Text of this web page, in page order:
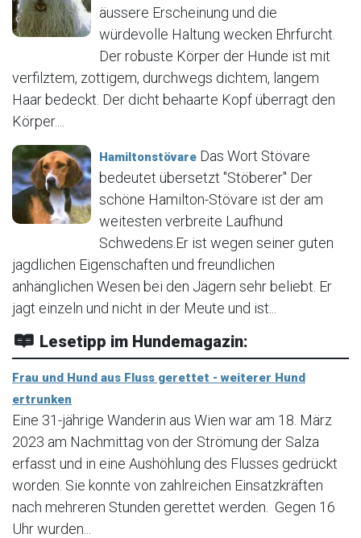
äussere Erscheinung und die
würdevolle Haltung wecken Ehrfurcht.
Der robuste Körper der Hunde ist mit
verfilztem, zottigem, durchwegs dichtem, langem
Haar bedeckt. Der dicht behaarte Kopf überragt den
Körper....
Hamiltonstövare Das Wort Stövare
bedeutet übersetzt "Stöberer" Der
schöne Hamilton-Stövare ist der am
weitesten verbreite Laufhund
Schwedens.Er ist wegen seiner guten
jagdlichen Eigenschaften und freundlichen
anhänglichen Wesen bei den Jägern sehr beliebt. Er
jagt einzeln und nicht in der Meute und ist...
Lesetipp im Hundemagazin:
Frau und Hund aus Fluss gerettet - weiterer Hund
ertrunken
Eine 31-jährige Wanderin aus Wien war am 18. März
2023 am Nachmittag von der Strömung der Salza
erfasst und in eine Aushöhlung des Flusses gedrückt
worden. Sie konnte von zahlreichen Einsatzkräften
nach mehreren Stunden gerettet werden. Gegen 16
Uhr wurden...